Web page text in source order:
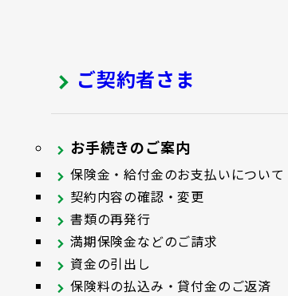
ご契約者さま
お手続きのご案内
保険金・給付金のお支払いについて
契約内容の確認・変更
書類の再発行
満期保険金などのご請求
資金の引出し
保険料の払込み・貸付金のご返済